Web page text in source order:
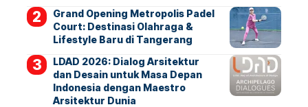
Grand Opening Metropolis Padel
Court: Destinasi Olahraga &
Lifestyle Baru di Tangerang
LDAD 2026: Dialog Arsitektur
dan Desain untuk Masa Depan
Indonesia dengan Maestro
Arsitektur Dunia